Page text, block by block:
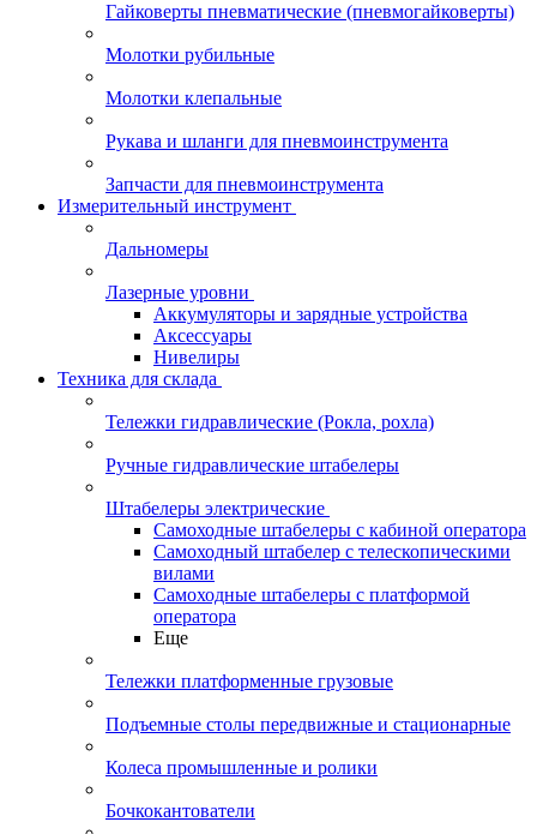
Гайковерты пневматические (пневмогайковерты)
Молотки рубильные
Молотки клепальные
Рукава и шланги для пневмоинструмента
Запчасти для пневмоинструмента
Измерительный инструмент
Дальномеры
Лазерные уровни
Аккумуляторы и зарядные устройства
Аксессуары
Нивелиры
Техника для склада
Тележки гидравлические (Рокла, рохла)
Ручные гидравлические штабелеры
Штабелеры электрические
Самоходные штабелеры с кабиной оператора
Самоходный штабелер с телескопическими
вилами
Самоходные штабелеры с платформой
оператора
Еще
Тележки платформенные грузовые
Подъемные столы передвижные и стационарные
Колеса промышленные и ролики
Бочкокантователи